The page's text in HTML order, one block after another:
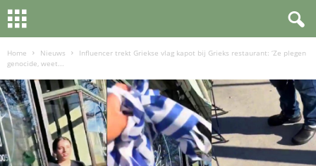
Home Nieuws
Influencer trekt Griekse vlag kapot bij Grieks restaurant: ‘Ze plegen
genocide, weet...